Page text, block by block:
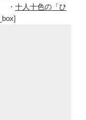
十人十色の「ひ